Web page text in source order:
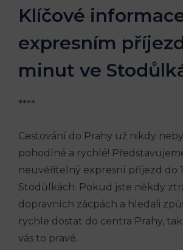
Klíčové
expresním
minut ve
****
Cestování do Prahy už​ nikdy
pohodlné⁣ a ‌rychlé!
neuvěřitelný⁤ expresní příjezd do
Stodůlkách. Pokud jste někdy
dopravních zácpách ⁣a hledali
rychle dostat do centra Prahy,⁤
vás to pravé.